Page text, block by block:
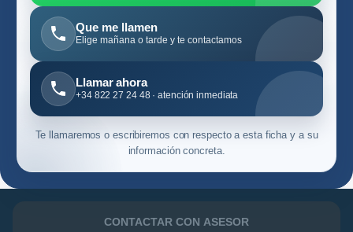
Que me llamen
Elige mañana o tarde y te contactamos
Llamar ahora
+34 822 27 24 48 · atención inmediata
Te llamaremos o escribiremos con respecto a esta ficha y a su
información concreta.
CONTACTAR CON ASESOR